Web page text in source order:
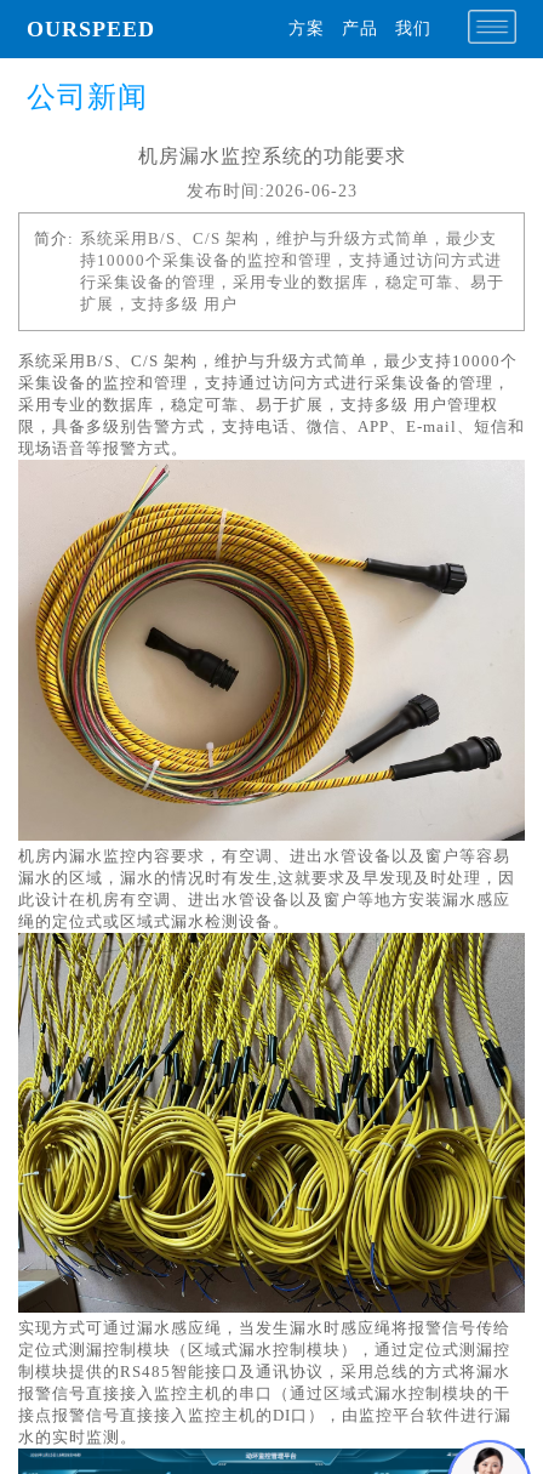
OURSPEED 方案 产品 我们
公司新闻
机房漏水监控系统的功能要求
发布时间:2026-06-23
简介: 系统采用B/S、C/S 架构，维护与升级方式简单，最少支
持10000个采集设备的监控和管理，支持通过访问方式进
行采集设备的管理，采用专业的数据库，稳定可靠、易于
扩展，支持多级 用户
系统采用B/S、C/S 架构，维护与升级方式简单，最少支持10000个
采集设备的监控和管理，支持通过访问方式进行采集设备的管理，
采用专业的数据库，稳定可靠、易于扩展，支持多级 用户管理权
限，具备多级别告警方式，支持电话、微信、APP、E-mail、短信和
现场语音等报警方式。
机房内漏水监控内容要求，有空调、进出水管设备以及窗户等容易
漏水的区域，漏水的情况时有发生,这就要求及早发现及时处理，因
此设计在机房有空调、进出水管设备以及窗户等地方安装漏水感应
绳的定位式或区域式漏水检测设备。
实现方式可通过漏水感应绳，当发生漏水时感应绳将报警信号传给
定位式测漏控制模块（区域式漏水控制模块），通过定位式测漏控
制模块提供的RS485智能接口及通讯协议，采用总线的方式将漏水
报警信号直接接入监控主机的串口（通过区域式漏水控制模块的干
接点报警信号直接接入监控主机的DI口），由监控平台软件进行漏
水的实时监测。